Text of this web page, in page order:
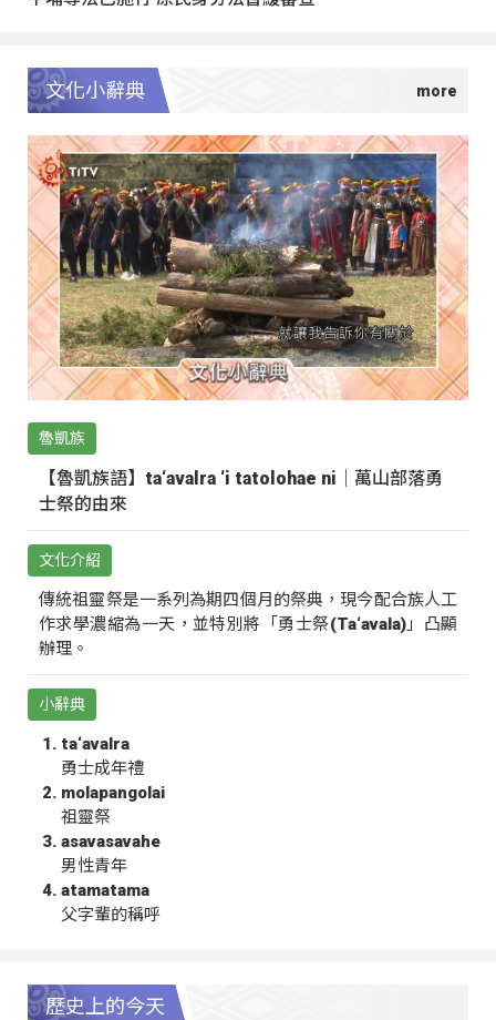
文化小辭典
魯凱族
【魯凱族語】ta‘avalra ‘i tatolohae ni｜萬山部落勇
士祭的由來
文化介紹
傳統祖靈祭是一系列為期四個月的祭典，現今配合族人工
作求學濃縮為一天，並特別將「勇士祭(Ta‘avala)」凸顯
辦理。
小辭典
ta‘avalra
勇士成年禮
molapangolai
祖靈祭
asavasavahe
男性青年
atamatama
父字輩的稱呼
歷史上的今天